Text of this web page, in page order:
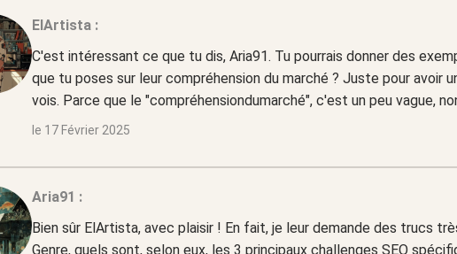
ElArtista :
C'est intéressant ce que tu dis, Aria91. Tu pourrais donner des
que tu poses sur leur compréhension du marché ? Juste pour avoir
vois. Parce que le "compréhensiondumarché", c'est un peu vague,
le 17 Février 2025
Aria91 :
Bien sûr ElArtista, avec plaisir ! En fait, je leur demande des trucs
Genre, quels sont, selon eux, les 3 principaux challenges SEO